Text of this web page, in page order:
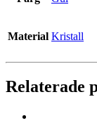
Material Kristall
Relaterade